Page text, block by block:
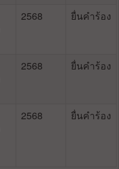
2568 ยื่นคำร้อง
2568 ยื่นคำร้อง
2568 ยื่นคำร้อง